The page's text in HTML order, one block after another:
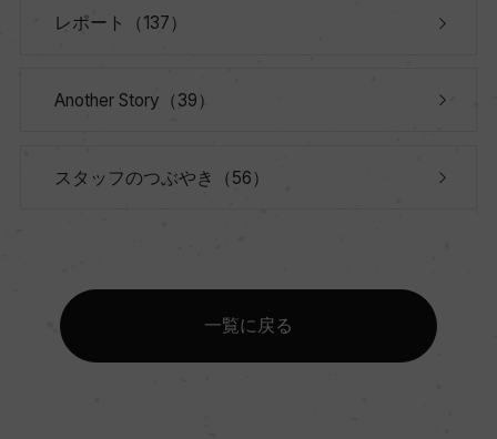
レポート（137）
Another Story（39）
スタッフのつぶやき（56）
一覧に戻る